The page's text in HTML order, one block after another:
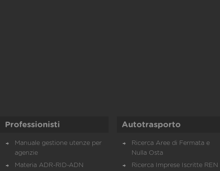
Professionisti
Manuale gestione utenze per
agenzie
Materia ADR-RID-ADN
Autotrasporto
Ricerca Aree di Fermata e
Nulla Osta
Ricerca Imprese Iscritte REN